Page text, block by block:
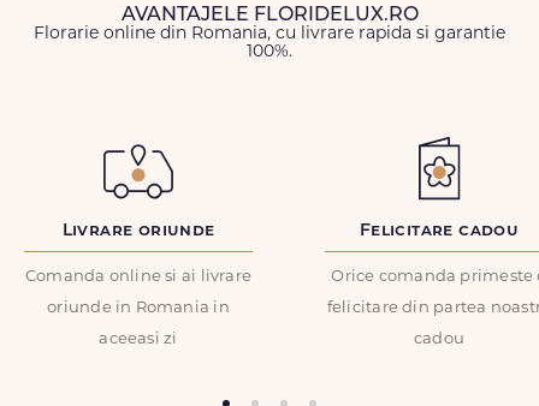
Buchete de flori
INGRIJIRE:
Cu cat tija unei flori este mai scurta si are mai putine frunze,
cu atat floarea rezista mai mult. Asezati florile departe de surse
de caldura sau de lumina. Taiati periodic cozile cu un cutit (nu
ID Comanda*
AVANTAJELE FLORIDELUX.RO
Florarie online din Romania, cu livrare rapida si garantie
100%.
Livrare oriunde
Comanda online si ai livrare
oriunde in Romania in
aceeasi zi
Felicitare cadou
Orice comanda primeste
felicitare din partea
cadou